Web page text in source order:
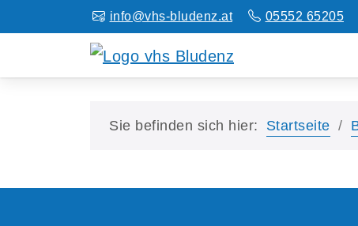
info@vhs-bludenz.at 05552 65205
Sie befinden sich hier: Startseite